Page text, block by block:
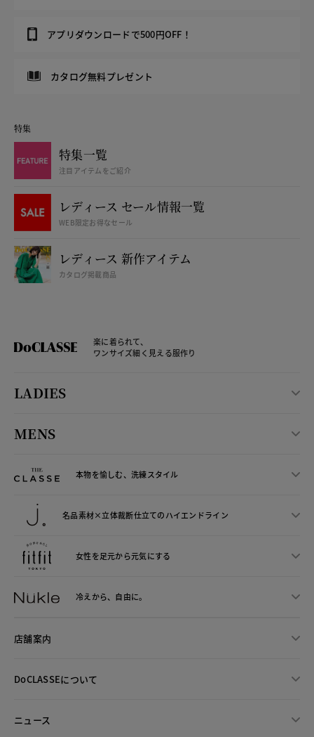
アプリダウンロードで500円OFF！
カタログ無料プレゼント
特集
特集一覧
注目アイテムをご紹介
レディース セール情報一覧
WEB限定お得なセール
レディース 新作アイテム
カタログ掲載商品
楽に着られて、
ワンサイズ細く見える服作り
LADIES
MENS
本物を愉しむ、洗練スタイル
名品素材×立体裁断仕立てのハイエンドライン
女性を足元から元気にする
冷えから、 自由に。
店舗案内
DoCLASSEについて
ニュース